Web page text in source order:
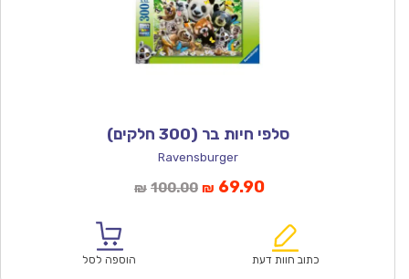
סלפי חיות בר (300 חלקים)
Ravensburger
₪ 100.00המחיר
₪100.00.
₪ 69.90המחיר
הוא:
כתוב חוות דעת הוספה לסל